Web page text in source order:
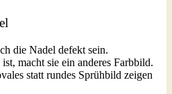
die Nadel defekt sein.
macht sie ein anderes Farbbild.
statt rundes Sprühbild zeigen